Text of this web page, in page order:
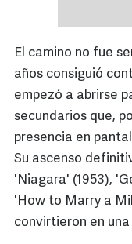
El camino no fue
años consiguió
empezó a abrirse
secundarios que,
presencia en
Su ascenso
'Niagara' (1953),
'How to Marry a
convirtieron en